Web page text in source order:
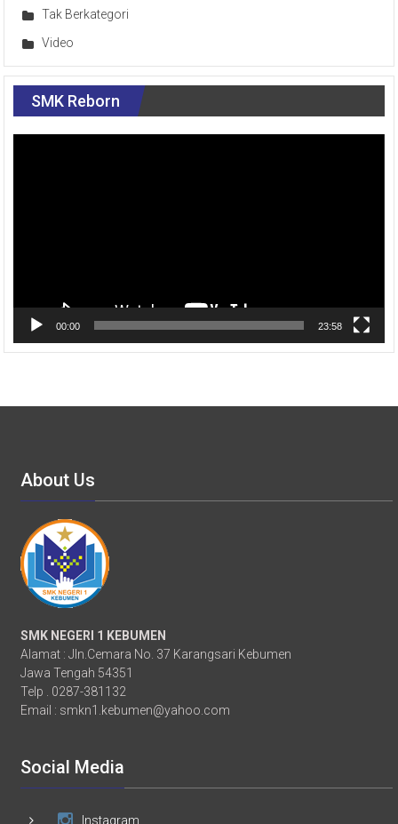
Tak Berkategori
Video
SMK Reborn
00:00 23:58
About Us
SMK NEGERI 1 KEBUMEN
Alamat : Jln.Cemara No. 37 Karangsari Kebumen
Jawa Tengah 54351
Telp . 0287-381132
Email : smkn1.kebumen@yahoo.com
Social Media
Instagram